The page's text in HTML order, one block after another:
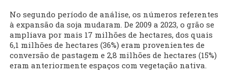
No segundo período de análise, os números referentes
à expansão da soja mudaram. De 2009 a 2023, o grão se
ampliava por mais 17 milhões de hectares, dos quais
6,1 milhões de hectares (36%) eram provenientes de
conversão de pastagem e 2,8 milhões de hectares (15%)
eram anteriormente espaços com vegetação nativa.